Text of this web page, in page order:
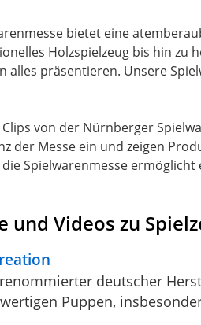
bietet eine
Holzspielzeug bis hin
alles präsentieren. Unsere
von der Nürnberger
der Messe ein und zeigen
Spielwarenmesse
und Videos zu
deutscher
Puppen,